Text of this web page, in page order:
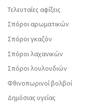
Τελευταίες αφίξεις
Σπόροι αρωματικών
Σπόροι γκαζόν
Σπόροι λαχανικών
Σπόροι λουλουδιών
Φθινοπωρινοί βολβοί
Δημόσιας υγείας